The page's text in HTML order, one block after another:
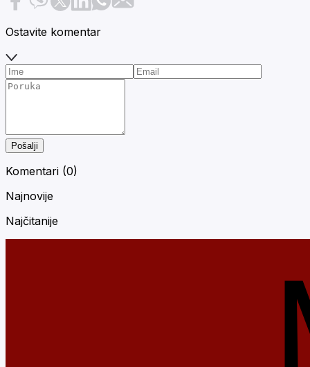
Ostavite komentar
Pošalji
Komentari (0)
Najnovije
Najčitanije